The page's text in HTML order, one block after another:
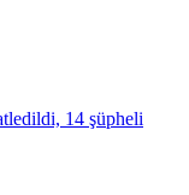
14 şüpheli